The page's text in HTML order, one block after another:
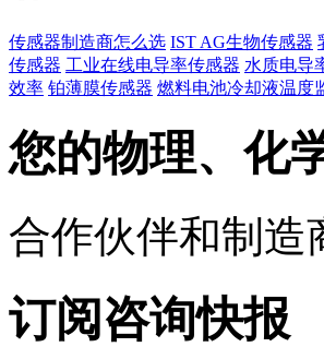
传感器制造商怎么选 IST AG生物传感器
传感器 工业在线电导率传感器 水质电导
效率 铂薄膜传感器 燃料电池冷却液温度
您的物理、化
合作伙伴和制造
订阅咨询快报